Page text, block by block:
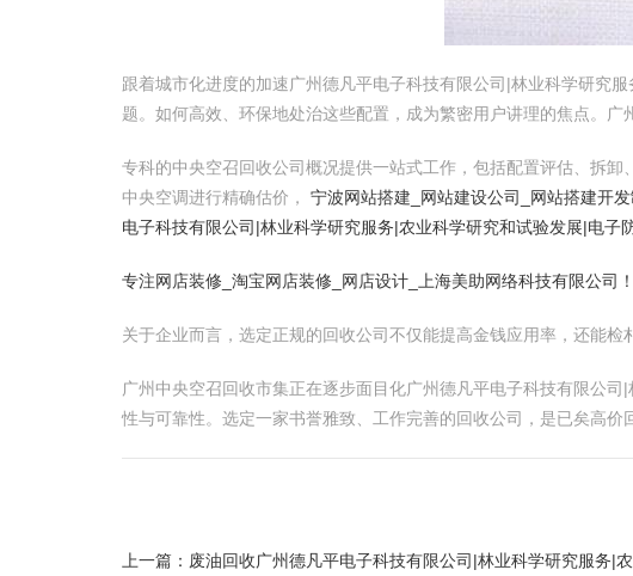
跟着城市化进度的加速广州德凡平电子科技有限公司|林业科学研究
题。如何高效、环保地处治这些配置，成为繁密用户讲理的焦点。
专科的中央空召回收公司概况提供一站式工作，包括配置评估、拆
中央空调进行精确估价， 宁波网站搭建_网站建设公司_网站搭建开
电子科技有限公司|林业科学研究服务|农业科学研究和试验发展|电子
专注网店装修_淘宝网店装修_网店设计_上海美助网络科技有限公司
关于企业而言，选定正规的回收公司不仅能提高金钱应用率，还能
广州中央空召回收市集正在逐步面目化广州德凡平电子科技有限公
性与可靠性。选定一家书誉雅致、工作完善的回收公司，是已矣高
上一篇： 废油回收广州德凡平电子科技有限公司|林业科学研究服务|